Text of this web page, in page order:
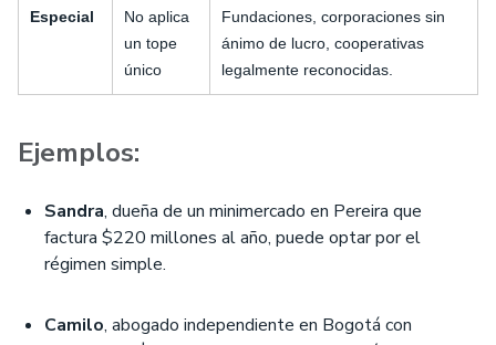
Especial
No aplica
un tope
único
Fundaciones, corporaciones sin
ánimo de lucro, cooperativas
legalmente reconocidas.
Ejemplos:
Sandra, dueña de un minimercado en Pereira que
factura $220 millones al año, puede optar por el
régimen simple.
Camilo, abogado independiente en Bogotá con